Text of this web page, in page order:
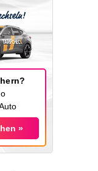
»